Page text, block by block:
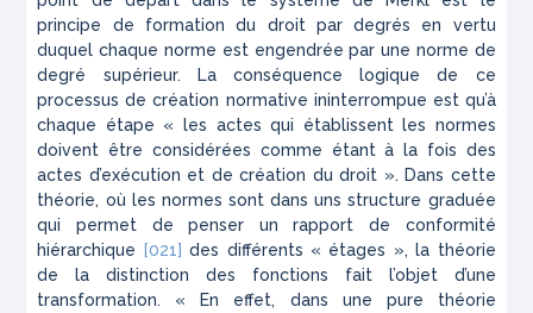
principe de formation du droit par degrés en vertu
duquel chaque norme est engendrée par une norme de
degré supérieur. La conséquence logique de ce
processus de création normative ininterrompue est qu’à
chaque étape « les actes qui établissent les normes
doivent être considérées comme étant à la fois des
actes d’exécution et de création du droit ». Dans cette
théorie, où les normes sont dans uns structure graduée
qui permet de penser un rapport de conformité
hiérarchique [021] des différents « étages », la théorie
de la distinction des fonctions fait l’objet d’une
transformation. « En effet, dans une pure théorie